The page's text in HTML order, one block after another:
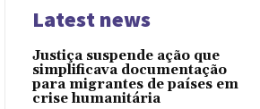
Latest news
Justiça suspende ação que
simplificava documentação
para migrantes de países em
crise humanitária